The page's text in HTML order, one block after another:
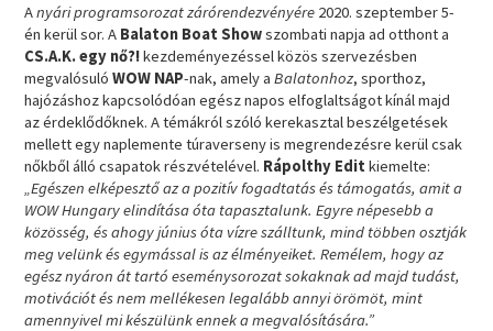
Anyári programsorozat zárórendezvényére 2020. szeptember 5-
én kerül sor. A Balaton Boat Showszombati napja ad otthont a
CS.A.K. egy nő?!kezdeményezéssel közös szervezésben
megvalósulóWOW NAP-nak, amely aBalatonhoz, sporthoz,
hajózáshoz kapcsolódóan egész napos elfoglaltságot kínál majd
az érdeklődőknek. A témákról szóló kerekasztal beszélgetések
mellett egy naplemente túraverseny is megrendezésre kerül csak
nőkből álló csapatok részvételével. Rápolthy Edit kiemelte:
„Egészen elképesztő az a pozitív fogadtatás és támogatás, amit a
WOW Hungary elindítása óta tapasztalunk. Egyre népesebb a
közösség, és ahogy június óta vízre szálltunk, mind többen osztják
meg velünk és egymással is az élményeiket. Remélem, hogy az
egész nyáron át tartó eseménysorozat sokaknak ad majd tudást,
motivációt és nem mellékesen legalább annyi örömöt, mint
amennyivel mi készülünk ennek a megvalósítására.”